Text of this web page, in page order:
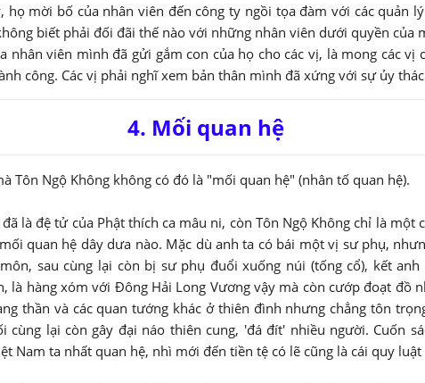
họ mời bố của nhân viên đến công ty ngồi tọa đàm với các quản
biết phải đối đãi thế nào với những nhân viên dưới quyền của
nhân viên mình đã gửi gắm con của họ cho các vị, là mong các vị
công. Các vị phải nghĩ xem bản thân mình đã xứng với sự ủy
4. Mối quan hệ
Tôn Ngộ Không không có đó là "mối quan hệ" (nhân tố quan hệ).
là đệ tử của Phật thích ca mâu ni, còn Tôn Ngộ Không chỉ là một
quan hệ dây dưa nào. Mặc dù anh ta có bái một vị sư phụ,
sau cùng lại còn bị sư phụ đuổi xuống núi (tống cổ), kết
là hàng xóm với Đông Hải Long Vương vậy mà còn cướp đoạt đồ
thần và các quan tướng khác ở thiên đình nhưng chẳng tôn
cùng lại còn gây đại náo thiên cung, 'đá đít' nhiều người. Cuốn
Nam ta nhất quan hệ, nhì mới đến tiền tệ có lẽ cũng là cái quy luật